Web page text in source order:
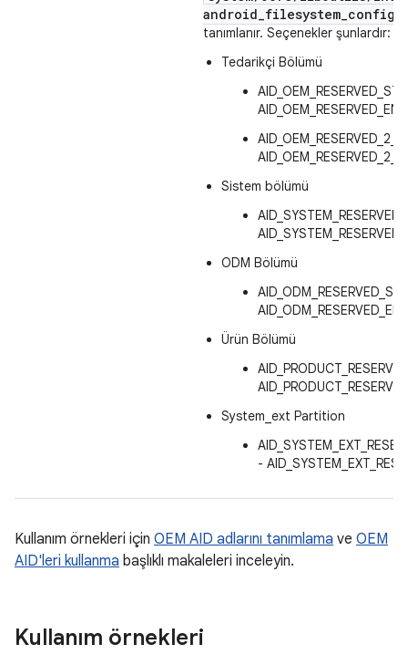
android_filesystem_config
tanımlanır. Seçenekler şunlardır:
Tedarikçi Bölümü
Sistem bölümü
ODM Bölümü
Ürün Bölümü
System_ext Partition
-
Kullanım örnekleri için OEM AID adlarını tanımlama ve OEM
AID'leri kullanma başlıklı makaleleri inceleyin.
Kullanım örnekleri